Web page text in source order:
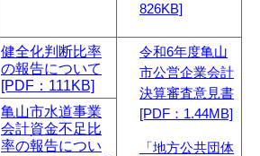
826KB]
健全化判断比率
の報告について
[PDF：111KB]
令和6年度亀山
市公営企業会計
決算審査意見書
[PDF：1.44MB]
「地方公共団体
亀山市水道事業
会計資金不足比
率の報告につい